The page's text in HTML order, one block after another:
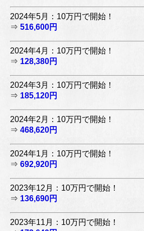
2024年5月：10万円で開始！
⇒ 516,600円
2024年4月：10万円で開始！
⇒ 128,380円
2024年3月：10万円で開始！
⇒ 185,120円
2024年2月：10万円で開始！
⇒ 468,620円
2024年1月：10万円で開始！
⇒ 692,920円
2023年12月：10万円で開始！
⇒ 136,690円
2023年11月：10万円で開始！